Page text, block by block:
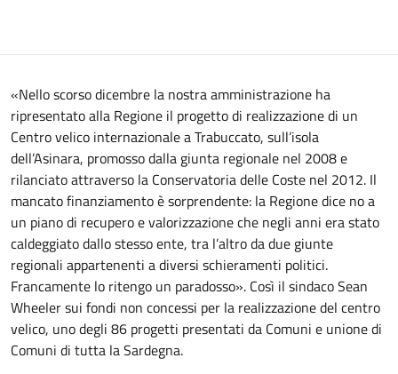
«Nello scorso dicembre la nostra amministrazione ha
ripresentato alla Regione il progetto di realizzazione di un
Centro velico internazionale a Trabuccato, sull’isola
dell’Asinara, promosso dalla giunta regionale nel 2008 e
rilanciato attraverso la Conservatoria delle Coste nel 2012. Il
mancato finanziamento è sorprendente: la Regione dice no a
un piano di recupero e valorizzazione che negli anni era stato
caldeggiato dallo stesso ente, tra l’altro da due giunte
regionali appartenenti a diversi schieramenti politici.
Francamente lo ritengo un paradosso». Così il sindaco Sean
Wheeler sui fondi non concessi per la realizzazione del centro
velico, uno degli 86 progetti presentati da Comuni e unione di
Comuni di tutta la Sardegna.